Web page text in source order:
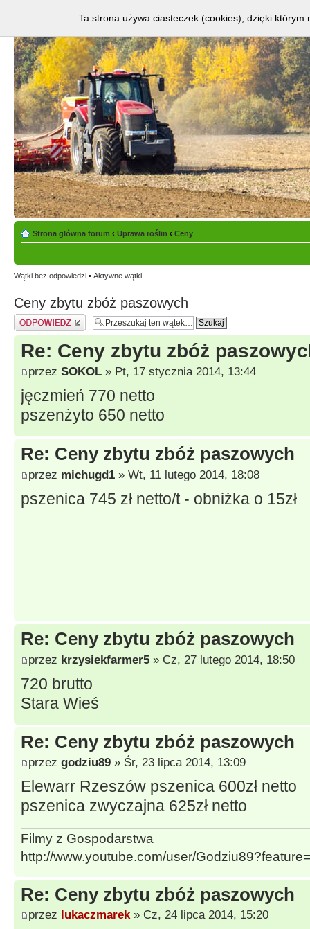
Strona główna forum ‹ Uprawa roślin ‹ Ceny
Wątki bez odpowiedzi • Aktywne wątki
Ceny zbytu zbóż paszowych
Odpowiedz
Re: Ceny zbytu zbóż
przez SOKOL » Pt, 17 stycznia 2014, 13:44
jęczmień 770 netto
pszenżyto 650 netto
Re: Ceny zbytu zbóż paszowych
przez michugd1 » Wt, 11 lutego 2014, 18:08
pszenica 745 zł netto/t - obniżka o 15zł
Re: Ceny zbytu zbóż paszowych
przez krzysiekfarmer5 » Cz, 27 lutego 2014, 18:50
720 brutto
Stara Wieś
Re: Ceny zbytu zbóż paszowych
przez godziu89 » Śr, 23 lipca 2014, 13:09
Elewarr Rzeszów pszenica 600zł netto
pszenica zwyczajna 625zł netto
Filmy z Gospodarstwa
http://www.youtube.com/user/
Re: Ceny zbytu zbóż paszowych
przez lukaczmarek» Cz, 24 lipca 2014, 15:20
Ta strona używa ciasteczek (cookies), dzięki którym